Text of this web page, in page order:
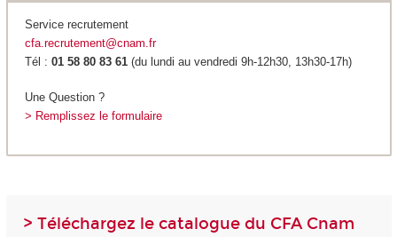
Service recrutement
cfa.recrutement@cnam.fr
Tél : 01 58 80 83 61(du lundi au vendredi 9h-12h30, 13h30-17h)
Une Question ?
> Remplissez le formulaire
> Téléchargez le catalogue du CFA Cnam